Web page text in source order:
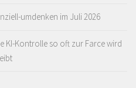
umdenken im Juli 2026
KI-Kontrolle so oft zur Farce wird